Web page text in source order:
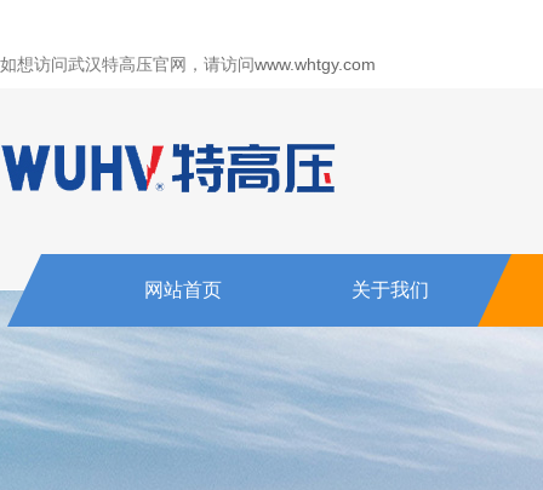
如想访问武汉特高压官网，请访问www.whtgy.com
网站首页 关于我们